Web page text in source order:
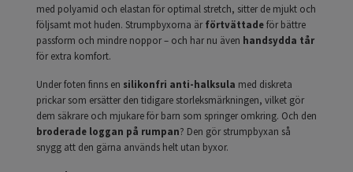
med polyamid och elastan för optimal stretch, sitter de mjukt och
följsamt mot huden. Strumpbyxorna ärförtvättadeför bättre
passform och mindre noppor – och har nu även handsydda tår
för extra komfort.
Under foten finns en silikonfri anti-halksula med diskreta
prickar som ersätter den tidigare storleksmärkningen, vilket gör
dem säkrare och mjukare för barn som springer omkring. Och den
broderade loggan på rumpan? Den gör strumpbyxan så
snygg att den gärna används helt utan byxor.